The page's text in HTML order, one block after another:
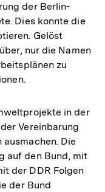
der Berlin-
Dies konnte die
Gelöst
nur die Namen
zu
in der
Vereinbarung
Die
auf den Bund, mit
der DDR Folgen
der Bund